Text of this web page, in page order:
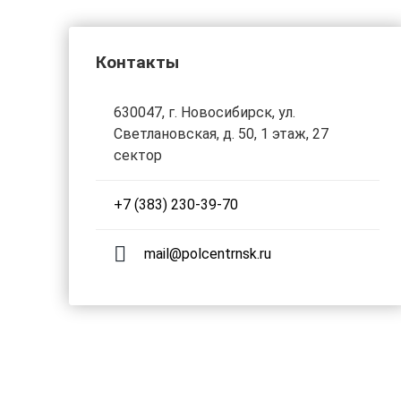
Контакты
630047, г. Новосибирск, ул.
Светлановская, д. 50, 1 этаж, 27
сектор
+7 (383) 230-39-70
mail@polcentrnsk.ru